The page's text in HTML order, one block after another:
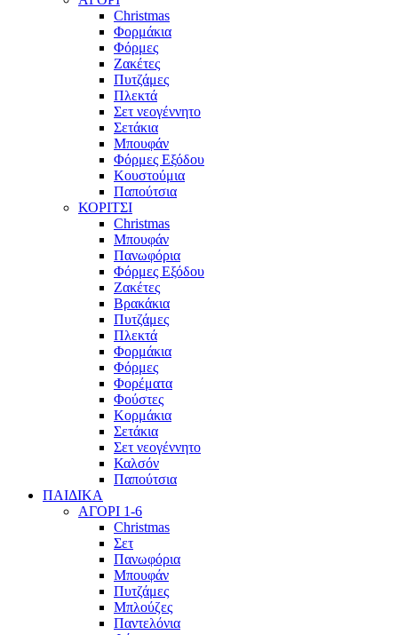
Christmas
Φορμάκια
Φόρμες
Ζακέτες
Πυτζάμες
Πλεκτά
Σετ νεογέννητο
Σετάκια
Μπουφάν
Φόρμες Εξόδου
Κουστούμια
Παπούτσια
ΚΟΡΙΤΣΙ
Christmas
Μπουφάν
Πανωφόρια
Φόρμες Εξόδου
Ζακέτες
Βρακάκια
Πυτζάμες
Πλεκτά
Φορμάκια
Φόρμες
Φορέματα
Φούστες
Κορμάκια
Σετάκια
Σετ νεογέννητο
Καλσόν
Παπούτσια
ΠΑΙΔΙΚΑ
ΑΓΟΡΙ 1-6
Christmas
Σετ
Πανωφόρια
Μπουφάν
Πυτζάμες
Μπλούζες
Παντελόνια